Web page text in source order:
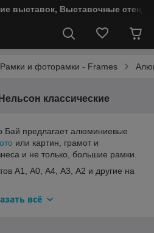
выставок, Выставочные
Рамки и фоторамки - Frames
классические
Бай предлагает алюминиевые
или картин, грамот и
и не только, большие рамки.
А1, А0, А4, А3, А2 и другие на
всё